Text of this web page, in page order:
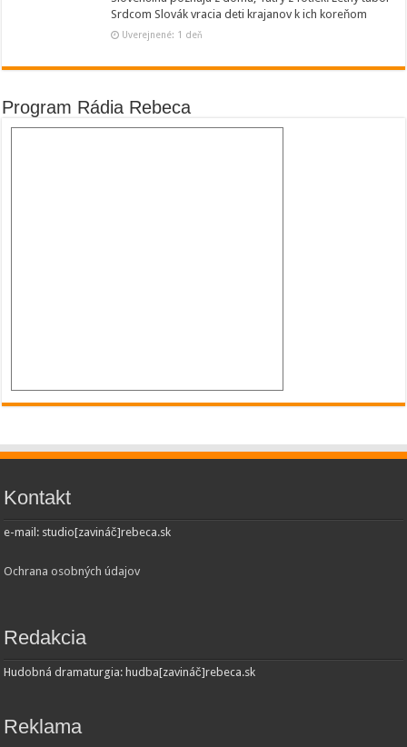
Srdcom Slovák vracia deti krajanov k ich koreňom
Uverejnené: 1 deň
Program Rádia Rebeca
Kontakt
e-mail: studio[zavináč]rebeca.sk
Ochrana osobných údajov
Redakcia
Hudobná dramaturgia: hudba[zavináč]rebeca.sk
Reklama